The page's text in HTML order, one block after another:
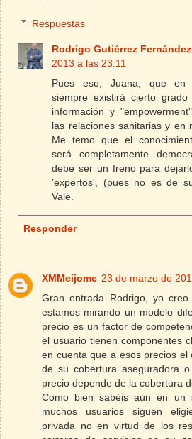
Respuestas
Rodrigo Gutiérrez Fernández
2013 a las 23:11
Pues eso, Juana, que en
siempre existirá cierto
información y
las relaciones sanitarias y en
Me temo que el
será completamente
debe ser un freno para
'expertos', (pues no es de
Vale.
Responder
XMMeijome 23 de marzo de
Gran entrada Rodrigo, yo
estamos mirando un modelo
precio es un factor de
el usuario tienen componentes
en cuenta que a esos precios
de su cobertura aseguradora
precio depende de la cobertura
Como bien sabéis aún en un
muchos usuarios siguen
privada no en virtud de los